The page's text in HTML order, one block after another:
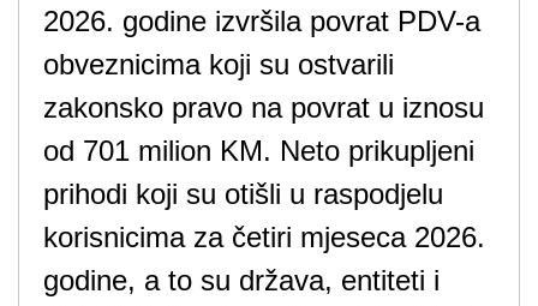
2026. godine izvršila povrat PDV-a
obveznicima koji su ostvarili
zakonsko pravo na povrat u iznosu
od 701 milion KM. Neto prikupljeni
prihodi koji su otišli u raspodjelu
korisnicima za četiri mjeseca 2026.
godine, a to su država, entiteti i